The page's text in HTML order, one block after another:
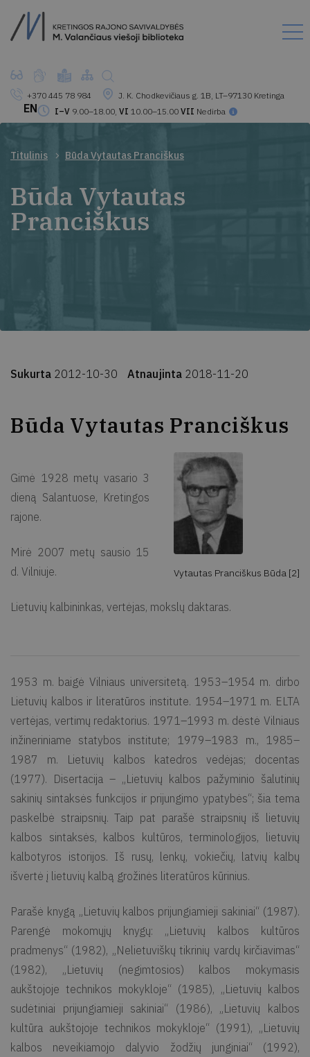
+370 445 78 984
J. K. Chodkevičiaus g. 1B, LT–97130 Kretinga
I–V 9.00–18.00, VI 10.00–15.00 VII Nedirba
EN
Titulinis Būda Vytautas Pranciškus
Būda Vytautas
Pranciškus
Sukurta 2012-10-30 Atnaujinta 2018-11-20
Būda Vytautas Pranciškus
Vytautas Pranciškus Būda [2]
Gimė 1928 metų vasario 3
dieną Salantuose, Kretingos
rajone.
Mirė 2007 metų sausio 15
d. Vilniuje.
Lietuvių kalbininkas, vertėjas, mokslų daktaras.
1953 m. baigė Vilniaus universitetą. 1953–1954 m. dirbo
Lietuvių kalbos ir literatūros institute. 1954–1971 m. ELTA
vertėjas, vertimų redaktorius. 1971–1993 m. dėstė Vilniaus
inžineriniame statybos institute; 1979–1983 m., 1985–
1987 m. Lietuvių kalbos katedros vedėjas; docentas
(1977). Disertacija – „Lietuvių kalbos pažyminio šalutinių
sakinių sintaksės funkcijos ir prijungimo ypatybės“; šia tema
paskelbė straipsnių. Taip pat parašė straipsnių iš lietuvių
kalbos sintaksės, kalbos kultūros, terminologijos, lietuvių
kalbotyros istorijos. Iš rusų, lenkų, vokiečių, latvių kalbų
išvertė į lietuvių kalbą grožinės literatūros kūrinius.
Parašė knygą „Lietuvių kalbos prijungiamieji sakiniai“ (1987).
Parengė mokomųjų knygų: „Lietuvių kalbos kultūros
pradmenys“ (1982), „Nelietuviškų tikrinių vardų kirčiavimas“
(1982), „Lietuvių (negimtosios) kalbos mokymasis
aukštojoje technikos mokykloje“ (1985), „Lietuvių kalbos
sudėtiniai prijungiamieji sakiniai“ (1986), „Lietuvių kalbos
kultūra aukštojoje technikos mokykloje“ (1991), „Lietuvių
kalbos neveikiamojo dalyvio žodžių junginiai“ (1992),